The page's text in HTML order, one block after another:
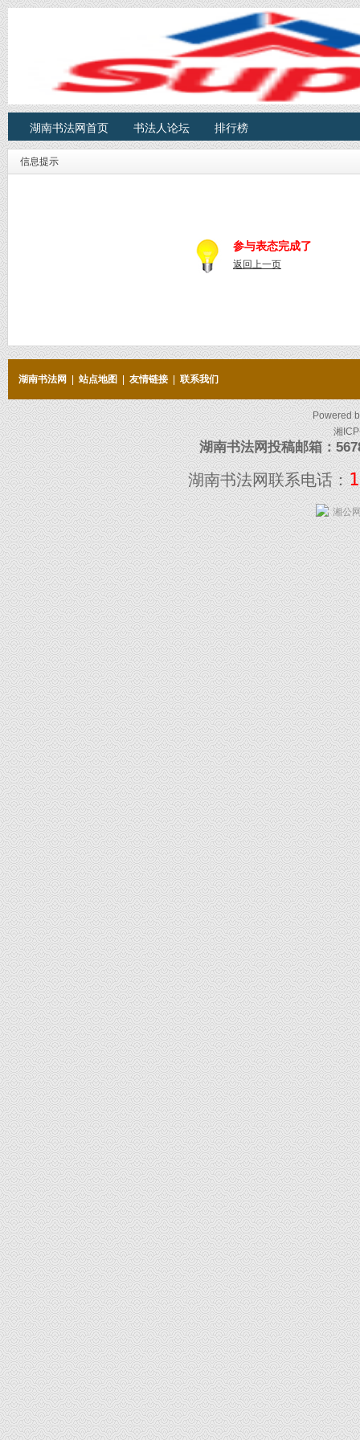
湖南书法网首页 书法人论坛 排行榜
信息提示
参与表态完成了
返回上一页
湖南书法网 站点地图 友情链接 联系我们
Powered
湘
湖南书法网投稿邮箱：
湖南书法网联系电话：
湘公